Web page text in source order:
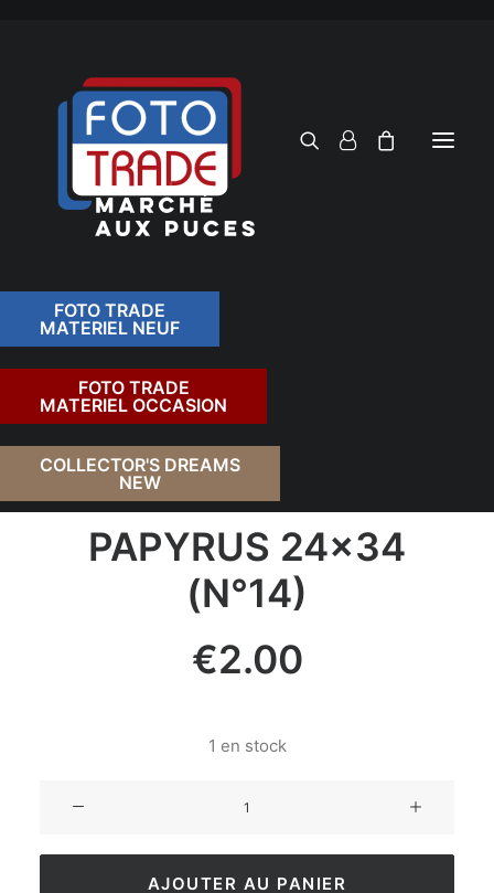
FOTO TRADE
MATERIEL NEUF
FOTO TRADE
MATERIEL OCCASION
COLLECTOR'S DREAMS
NEW
RETOUR
PAPYRUS 24×34
(N°14)
€2.00
1 en stock
AJOUTER AU PANIER